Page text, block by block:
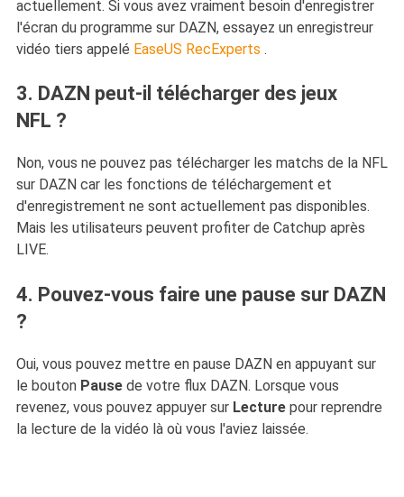
actuellement. Si vous avez vraiment besoin d'enregistrer
l'écran du programme sur DAZN, essayez un enregistreur
vidéo tiers appelé EaseUS RecExperts .
3. DAZN peut-il télécharger des jeux
NFL ?
Non, vous ne pouvez pas télécharger les matchs de la NFL
sur DAZN car les fonctions de téléchargement et
d'enregistrement ne sont actuellement pas disponibles.
Mais les utilisateurs peuvent profiter de Catchup après
LIVE.
4. Pouvez-vous faire une pause sur DAZN
?
Oui, vous pouvez mettre en pause DAZN en appuyant sur
le bouton Pausede votre flux DAZN. Lorsque vous
revenez, vous pouvez appuyer sur Lecturepour reprendre
la lecture de la vidéo là où vous l'aviez laissée.